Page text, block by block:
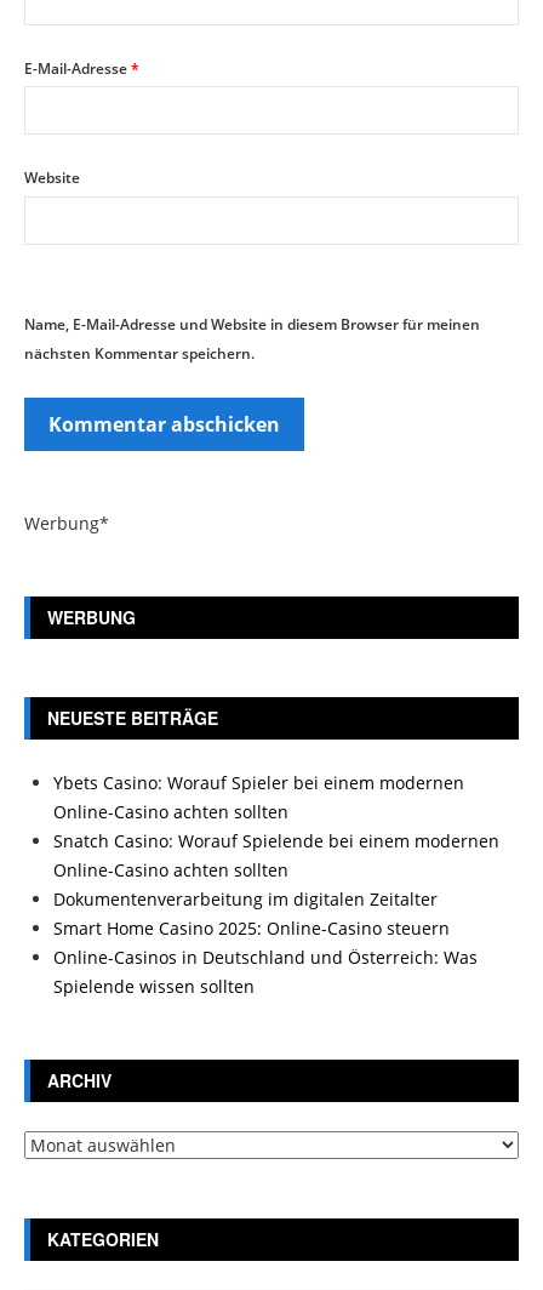
E-Mail-Adresse*
Website
Name, E-Mail-Adresse und Website in diesem Browser für meinen
nächsten Kommentar speichern.
Werbung*
WERBUNG
NEUESTE BEITRÄGE
Ybets Casino: Worauf Spieler bei einem modernen
Online-Casino achten sollten
Snatch Casino: Worauf Spielende bei einem modernen
Online-Casino achten sollten
Dokumentenverarbeitung im digitalen Zeitalter
Smart Home Casino 2025: Online-Casino steuern
Online-Casinos in Deutschland und Österreich: Was
Spielende wissen sollten
ARCHIV
Archiv
KATEGORIEN